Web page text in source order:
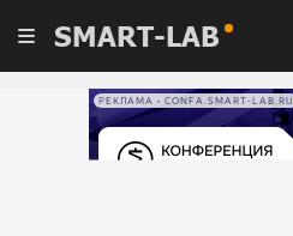
SMART-LAB
РЕКЛАМА • CONFA.SMART-LAB.RU